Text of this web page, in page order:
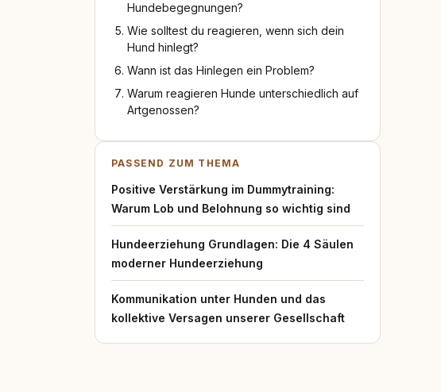
Hundebegegnungen?
Wie solltest du reagieren, wenn sich dein
Hund hinlegt?
Wann ist das Hinlegen ein Problem?
Warum reagieren Hunde unterschiedlich auf
Artgenossen?
PASSEND ZUM THEMA
Positive Verstärkung im Dummytraining:
Warum Lob und Belohnung so wichtig sind
Hundeerziehung Grundlagen: Die 4 Säulen
moderner Hundeerziehung
Kommunikation unter Hunden und das
kollektive Versagen unserer Gesellschaft